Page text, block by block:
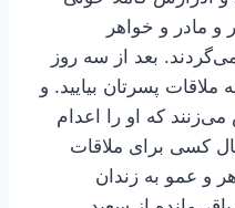
مادر و خواهر
بعد از سه روز
ملاقات پسرتان بیایید. و
که او را اعدام
کسی برای ملاقات
و عمو به زندان